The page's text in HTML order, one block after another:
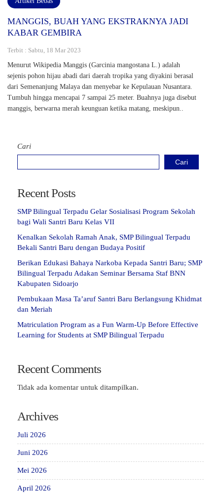
MANGGIS, BUAH YANG EKSTRAKNYA JADI
KABAR GEMBIRA
Terbit : Sabtu, 18 Mar 2023
Menurut Wikipedia Manggis (Garcinia mangostana L.) adalah
sejenis pohon hijau abadi dari daerah tropika yang diyakini berasal
dari Semenanjung Malaya dan menyebar ke Kepulauan Nusantara.
Tumbuh hingga mencapai 7 sampai 25 meter. Buahnya juga disebut
manggis, berwarna merah keunguan ketika matang, meskipun..
Cari
Cari
Recent Posts
SMP Bilingual Terpadu Gelar Sosialisasi Program Sekolah
bagi Wali Santri Baru Kelas VII
Kenalkan Sekolah Ramah Anak, SMP Bilingual Terpadu
Bekali Santri Baru dengan Budaya Positif
Berikan Edukasi Bahaya Narkoba Kepada Santri Baru; SMP
Bilingual Terpadu Adakan Seminar Bersama Staf BNN
Kabupaten Sidoarjo
Pembukaan Masa Ta’aruf Santri Baru Berlangsung Khidmat
dan Meriah
Matriculation Program as a Fun Warm-Up Before Effective
Learning for Students at SMP Bilingual Terpadu
Recent Comments
Tidak ada komentar untuk ditampilkan.
Archives
Juli 2026
Juni 2026
Mei 2026
April 2026